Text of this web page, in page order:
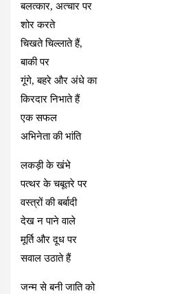
बलत्‍कार, अत्‍चार पर
शोर करते
चिखते चिल्‍लाते हैं,
बाकी पर
गूंगे, बहरे और अंधे का
किरदार निभाते हैं
एक सफल
अभिनेता की भांति
लकड़ी के खंभे
पत्थर के चबूतरे पर
वस्त्रों की बर्बादी
देख न पाने वाले
मूर्ति और दूध पर
सवाल उठाते हैं
जन्‍म से बनी जाति को